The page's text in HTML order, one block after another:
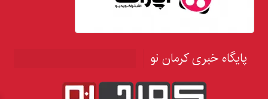
پایگاه خبری کرمان نو